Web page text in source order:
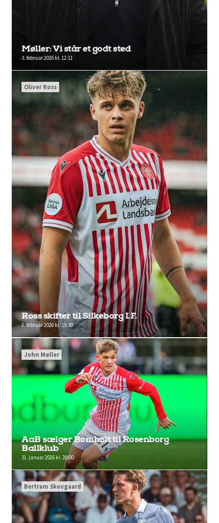
Møller: Vi står et godt sted
3. februar 2026 kl. 12:11
Ross skifter til Silkeborg I.F.
2. februar 2026 kl. 15:30
Oliver Ross
AaB sælger Bomholt til Rosenborg
Ballklub
31. januar 2026 kl. 20:00
John Møller
Bertram Skovgaard